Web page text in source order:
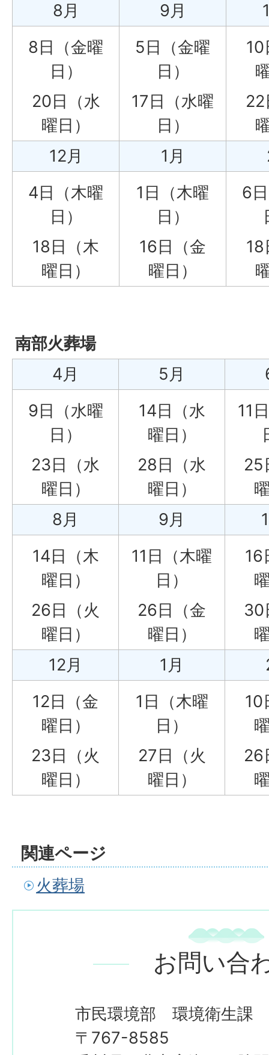
8月
9月
8日（金曜
日）
20日（水
曜日）
5日（金曜
日）
17日（水曜
日）
10
22
12月
1月
4日（木曜
日）
18日（木
曜日）
1日（木曜
日）
16日（金
曜日）
6
18
南部火葬場
4月
5月
9日（水曜
日）
23日（水
曜日）
14日（水
曜日）
28日（水
曜日）
11
25
8月
9月
14日（木
曜日）
26日（火
曜日）
11日（木曜
日）
26日（金
曜日）
16
30
12月
1月
12日（金
曜日）
23日（火
曜日）
1日（木曜
日）
27日（火
曜日）
10
26
関連ページ
火葬場
お問い合
市民環境部 環境衛生課
〒767-8585